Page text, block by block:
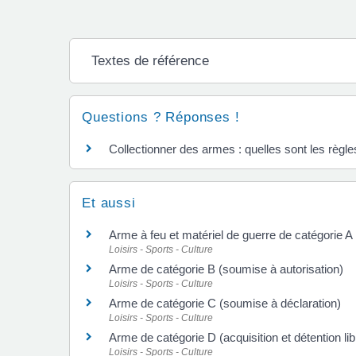
Textes de référence
Questions ? Réponses !
Collectionner des armes : quelles sont les
Et aussi
Arme à feu et matériel de guerre de catégorie A
Loisirs - Sports - Culture
Arme de catégorie B (soumise à autorisation)
Loisirs - Sports - Culture
Arme de catégorie C (soumise à déclaration)
Loisirs - Sports - Culture
Arme de catégorie D (acquisition et détention
Loisirs - Sports - Culture